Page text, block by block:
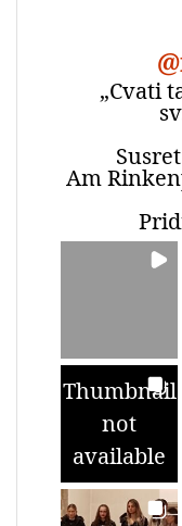
@
„Cvati
Am
Thumbnail
not
available